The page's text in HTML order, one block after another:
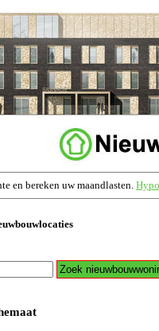
en bereken uw maandlasten.